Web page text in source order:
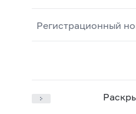
Регистрационный